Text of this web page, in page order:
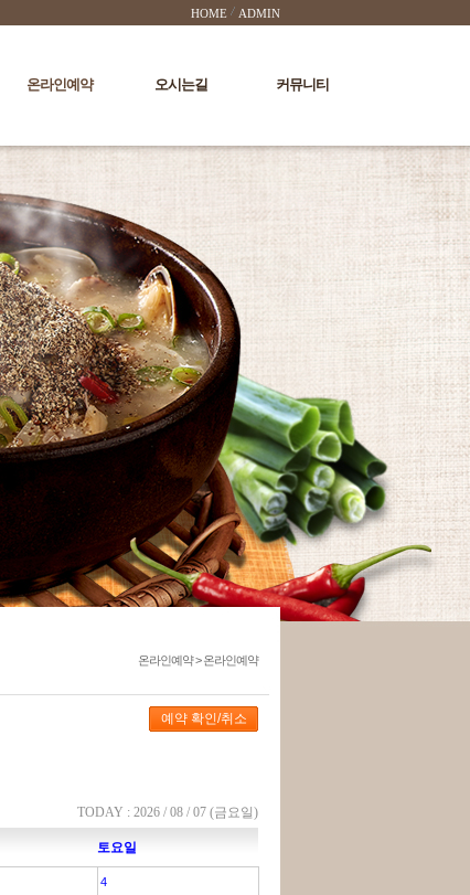
HOME ADMIN
온라인예약 오시는길 커뮤니티
온라인예약 > 온라인예약
TODAY : 2026 / 08 / 07 (금요일)
토요일
4